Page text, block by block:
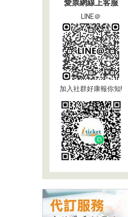
愛票網線上客服
LINE＠
加入社群好康報你知!